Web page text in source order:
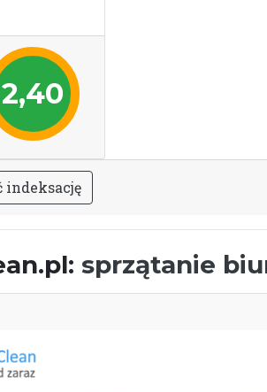
2,40
indeksację
sprzątanie